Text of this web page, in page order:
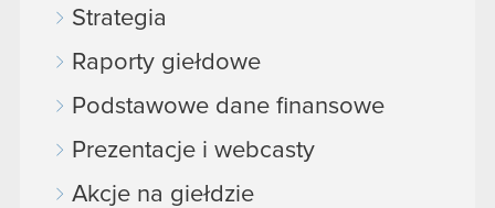
Strategia
Raporty giełdowe
Podstawowe dane finansowe
Prezentacje i webcasty
Akcje na giełdzie